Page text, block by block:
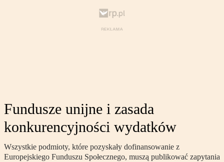
Fundusze unijne i zasada
konkurencyjności wydatków
Wszystkie podmioty, które pozyskały dofinansowanie z
Europejskiego Funduszu Społecznego, muszą publikować zapytania